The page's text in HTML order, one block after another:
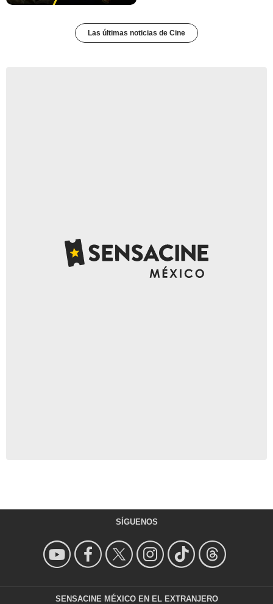
Las últimas noticias de Cine
SÍGUENOS
SENSACINE MÉXICO EN EL EXTRANJERO